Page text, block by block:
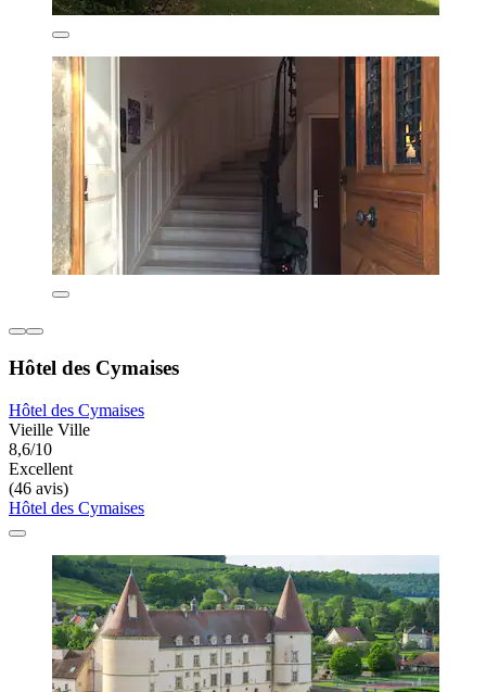
Hôtel des Cymaises
Hôtel des Cymaises
Vieille Ville
8,6/10
Excellent
(46 avis)
Hôtel des Cymaises